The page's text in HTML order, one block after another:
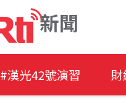
新聞
#漢光42號演習